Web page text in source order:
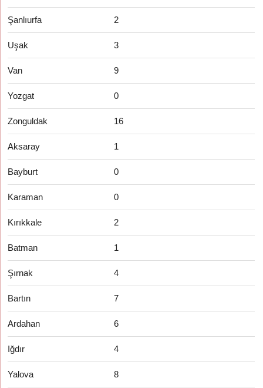
Şanlıurfa 2
Uşak 3
Van 9
Yozgat 0
Zonguldak 16
Aksaray 1
Bayburt 0
Karaman 0
Kırıkkale 2
Batman 1
Şırnak 4
Bartın 7
Ardahan 6
Iğdır 4
Yalova 8